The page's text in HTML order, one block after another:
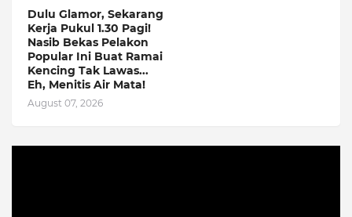
Dulu Glamor, Sekarang
Kerja Pukul 1.30 Pagi!
Nasib Bekas Pelakon
Popular Ini Buat Ramai
Kencing Tak Lawas...
Eh, Menitis Air Mata!
August 07, 2026